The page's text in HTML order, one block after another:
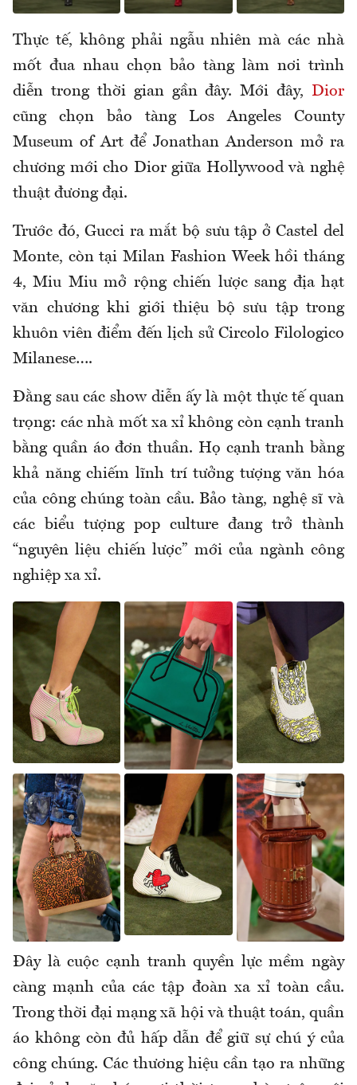
Thực tế, không phải ngẫu nhiên mà các nhà
mốt đua nhau chọn bảo tàng làm nơi trình
diễn trong thời gian gần đây. Mới đây, Dior
cũng chọn bảo tàng Los Angeles County
Museum of Art để Jonathan Anderson mở ra
chương mới cho Dior giữa Hollywood và nghệ
thuật đương đại.
Trước đó, Gucci ra mắt bộ sưu tập ở Castel del
Monte, còn tại Milan Fashion Week hồi tháng
4, Miu Miu mở rộng chiến lược sang địa hạt
văn chương khi giới thiệu bộ sưu tập trong
khuôn viên điểm đến lịch sử Circolo Filologico
Milanese….
Đằng sau các show diễn ấy là một thực tế quan
trọng: các nhà mốt xa xỉ không còn cạnh tranh
bằng quần áo đơn thuần. Họ cạnh tranh bằng
khả năng chiếm lĩnh trí tưởng tượng văn hóa
của công chúng toàn cầu. Bảo tàng, nghệ sĩ và
các biểu tượng pop culture đang trở thành
“nguyên liệu chiến lược” mới của ngành công
nghiệp xa xỉ.
Đây là cuộc cạnh tranh quyền lực mềm ngày
càng mạnh của các tập đoàn xa xỉ toàn cầu.
Trong thời đại mạng xã hội và thuật toán, quần
áo không còn đủ hấp dẫn để giữ sự chú ý của
công chúng. Các thương hiệu cần tạo ra những